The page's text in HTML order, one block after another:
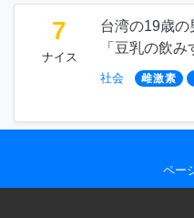
7
ナイス
台湾の19歳の
「豆乳の飲み
社会 雌激素
ペー